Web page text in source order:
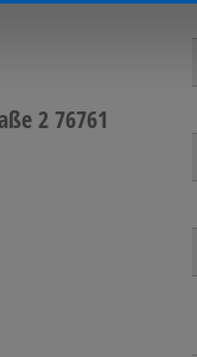
2 76761